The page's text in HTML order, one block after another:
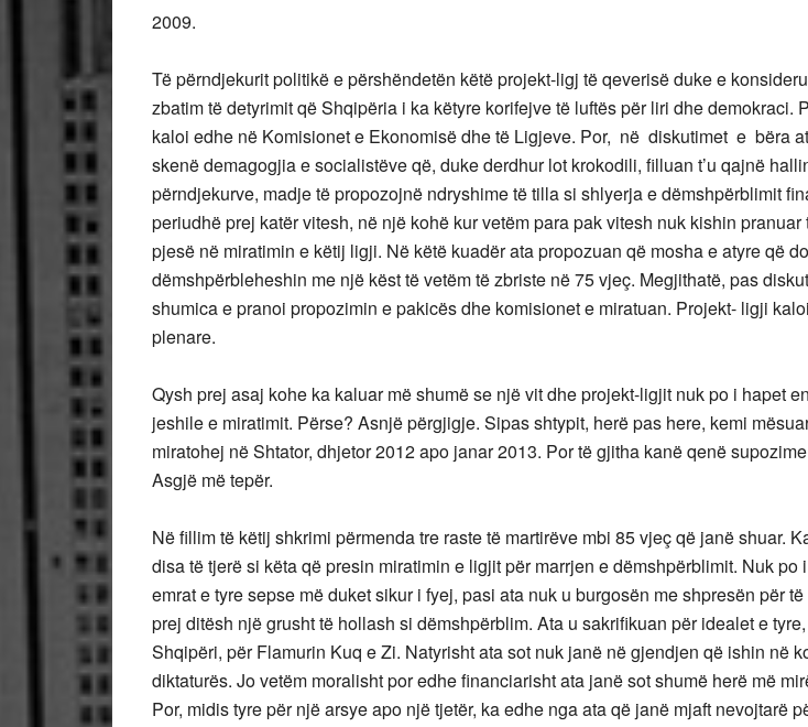
2009.
Të përndjekurit politikë e përshëndetën këtë projekt-ligj të qeverisë duke e
zbatim të detyrimit që Shqipëria i ka këtyre korifejve të luftës për liri dhe demokraci.
kaloi edhe në Komisionet e Ekonomisë dhe të Ligjeve. Por, në diskutimet e bëra
skenë demagogjia e socialistëve që, duke derdhur lot krokodili, filluan t’u qajnë
përndjekurve, madje të propozojnë ndryshime të tilla si shlyerja e dëmshpërblimit
periudhë prej katër vitesh, në një kohë kur vetëm para pak vitesh nuk kishin pranuar
pjesë në miratimin e këtij ligji. Në këtë kuadër ata propozuan që mosha e atyre që do
dëmshpërbleheshin me një këst të vetëm të zbriste në 75 vjeç. Megjithatë, pas
shumica e pranoi propozimin e pakicës dhe komisionet e miratuan. Projekt- ligji
plenare.
Qysh prej asaj kohe ka kaluar më shumë se një vit dhe projekt-ligjit nuk po i hapet
jeshile e miratimit. Përse? Asnjë përgjigje. Sipas shtypit, herë pas here, kemi
miratohej në Shtator, dhjetor 2012 apo janar 2013. Por të gjitha kanë qenë
Asgjë më tepër.
Në fillim të këtij shkrimi përmenda tre raste të martirëve mbi 85 vjeç që janë shuar.
disa të tjerë si këta që presin miratimin e ligjit për marrjen e dëmshpërblimit. Nuk po
emrat e tyre sepse më duket sikur i fyej, pasi ata nuk u burgosën me shpresën për
prej ditësh një grusht të hollash si dëmshpërblim. Ata u sakrifikuan për idealet e
Shqipëri, për Flamurin Kuq e Zi. Natyrisht ata sot nuk janë në gjendjen që ishin në
diktaturës. Jo vetëm moralisht por edhe financiarisht ata janë sot shumë herë më
Por, midis tyre për një arsye apo një tjetër, ka edhe nga ata që janë mjaft nevojtarë